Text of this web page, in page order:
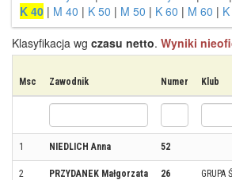
K 40 | M 40 | K 50 | M 50 | K 60 | M 60 |
Klasyfikacja wg czasu netto. Wyniki
Msc Zawodnik Numer Klub
1 NIEDLICH Anna 52
2 PRZYDANEK Małgorzata 26 GRUPA